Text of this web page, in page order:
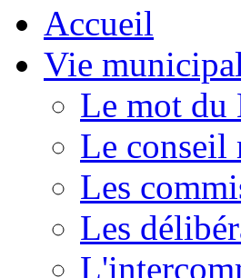
Accueil
Vie
Le mot du
Le conseil
Les
Les